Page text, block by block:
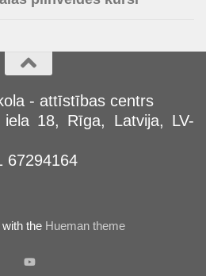
- attīstības centrs
18, Rīga, Latvija, LV-
67294164
the Hueman theme